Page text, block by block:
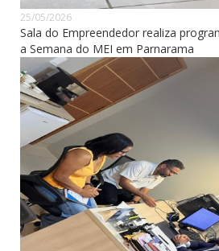
25/05/2026
Sala do Empreendedor realiza
a Semana do MEI em Parnarama